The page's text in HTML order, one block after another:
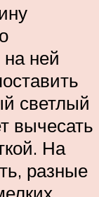
на ней
светлый
вычесать
На
разные